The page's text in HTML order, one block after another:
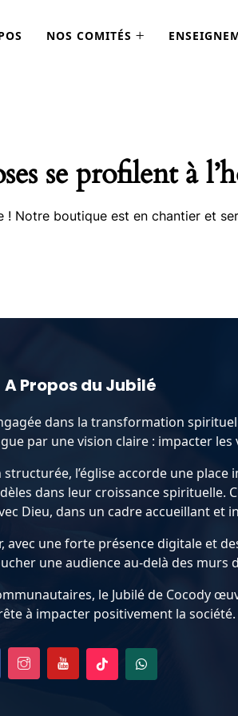
NOS COMITÉS
se profilent à
! Notre boutique est en chantier et
A Propos du Jubilé
dans la transformation
par une vision claire : impacter les
l’église accorde une
dans leur croissance spirituelle.
Dieu, dans un cadre accueillant et
avec une forte présence digitale et
une audience au-delà des murs
le Jubilé de Cocody
à impacter positivement la société.